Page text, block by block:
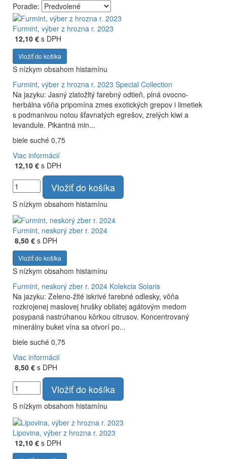
slovenskom Tokaji.
Vyrábame kvalitné odrodové a výberové vína. Ako prví sme
priniesli na slovenský trh sólo spracované vína z tokajských
odrôd Furmint, Lipovina a Muškát žltý reduktívnou
technológiou. Hrozno spracúvame najmodernejšími
technológiami, vrátane riadenej fermentácie.
Poradie:
Furmint, výber z hrozna r. 2023
12,10 € s DPH
Vložiť do košíka
S nízkym obsahom histamínu
Furmint, výber z hrozna r. 2023 Special Collection
Na jazyku: Jasný zlatožltý farebný odtieň, plná ovocno-
herbálna vôňa pripomína zmes exotických grepov i limetiek
s podmanivou notou šťavnatých egrešov, zrelých kiwi a
levandule. Pikantná min...
biele suché 0,75
Viac informácií
12,10 € s DPH
Vložiť do košíka
S nízkym obsahom histamínu
Furmint, neskorý zber r. 2024
8,50 € s DPH
Vložiť do košíka
S nízkym obsahom histamínu
Furmint, neskorý zber r. 2024 Kolekcia Solaris
Na jazyku: Zeleno-žlté iskrivé farebné odlesky, vôňa
rozkrojenej maslovej hrušky obliatej agátovým medom
posypaná nastrúhanou kôrkou citrusov. Koncentrovaný
minerálny buket vína sa otvorí po...
biele suché 0,75
Viac informácií
8,50 € s DPH
Vložiť do košíka
S nízkym obsahom histamínu
Lipovina, výber z hrozna r. 2023
12,10 € s DPH